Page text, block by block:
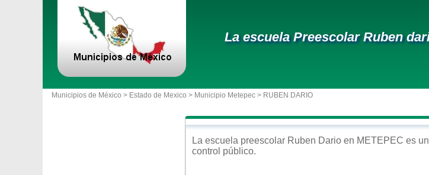
La escuela Preescolar Ruben
Municipios de México > Estado de Mexico > Municipio Metepec > RUBEN DARIO
La escuela preescolar Ruben Dario en METEPEC es
control público.